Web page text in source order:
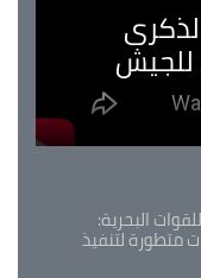
البحرية:
لتنفيذ